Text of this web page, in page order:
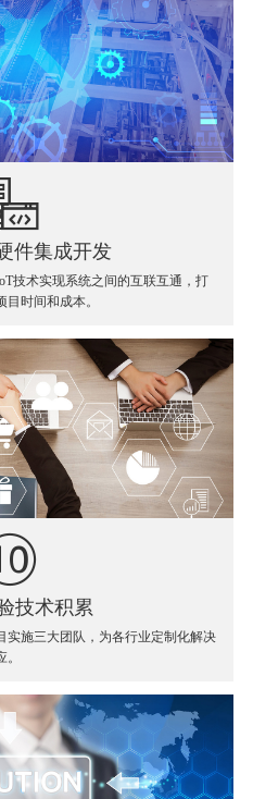
件集成开发
技术实现系统之间的互联互通，打
时间和成本。
技术积累
实施三大团队，为各行业定制化解决